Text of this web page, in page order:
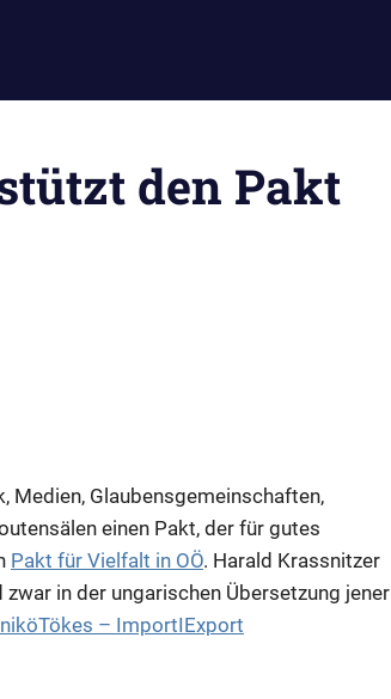
den Pakt
Glaubensgemeinschaften,
einen Pakt, der für gutes
Pakt für Vielfalt in OÖ. Harald Krassnitzer
in der ungarischen Übersetzung jener
– ImportIExport